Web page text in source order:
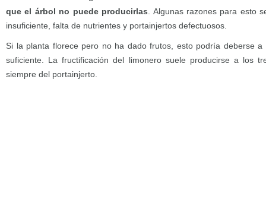
que el árbol no puede producirlas . Algunas razones para esto
insuficiente, falta de nutrientes y portainjertos defectuosos.
Si la planta florece pero no ha dado frutos, esto podría deberse
suficiente. La fructificación del limonero suele producirse a los
siempre del portainjerto.